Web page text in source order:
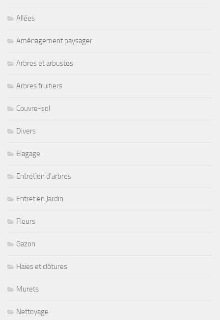
Allées
Aménagement paysager
Arbres et arbustes
Arbres fruitiers
Couvre-sol
Divers
Elagage
Entretien d'arbres
Entretien Jardin
Fleurs
Gazon
Haies et clôtures
Murets
Nettoyage